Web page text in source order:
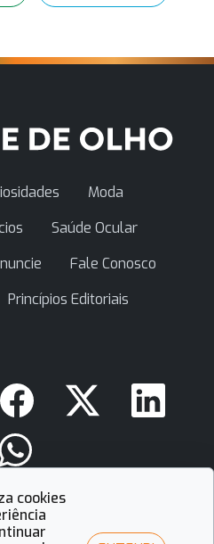
Moda
Saúde Ocular
Fale Conosco
Princípios Editoriais
cookies